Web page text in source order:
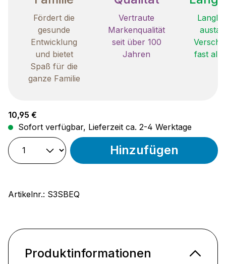
Fördert die
gesunde
Entwicklung
und bietet
Spaß für die
ganze Familie
Vertraute
Markenqualität
seit über 100
Jahren
fast
Regulärer Preis:
10,95 €
Sofort verfügbar, Lieferzeit ca. 2-4 Werktage
Hinzufügen
Artikelnr.: S3SBEQ
Produktinformationen